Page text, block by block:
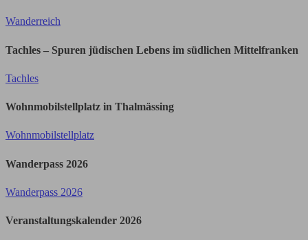
Wanderreich
Tachles – Spuren jüdischen Lebens im südlichen Mittelfranken
Tachles
Wohnmobilstellplatz in Thalmässing
Wohnmobilstellplatz
Wanderpass 2026
Wanderpass 2026
Veranstaltungskalender 2026